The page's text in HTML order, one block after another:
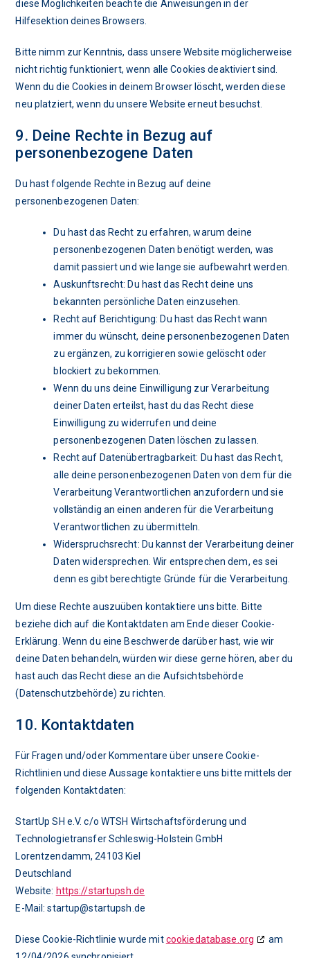
diese Möglichkeiten beachte die Anweisungen in der
Hilfesektion deines Browsers.
Bitte nimm zur Kenntnis, dass unsere Website möglicherweise
nicht richtig funktioniert, wenn alle Cookies deaktiviert sind.
Wenn du die Cookies in deinem Browser löscht, werden diese
neu platziert, wenn du unsere Website erneut besuchst.
9. Deine Rechte in Bezug auf
personenbezogene Daten
Du hast folgende Rechte in Bezug auf deine
personenbezogenen Daten:
Du hast das Recht zu erfahren, warum deine
personenbezogenen Daten benötigt werden, was
damit passiert und wie lange sie aufbewahrt werden.
Auskunftsrecht: Du hast das Recht deine uns
bekannten persönliche Daten einzusehen.
Recht auf Berichtigung: Du hast das Recht wann
immer du wünscht, deine personenbezogenen Daten
zu ergänzen, zu korrigieren sowie gelöscht oder
blockiert zu bekommen.
Wenn du uns deine Einwilligung zur Verarbeitung
deiner Daten erteilst, hast du das Recht diese
Einwilligung zu widerrufen und deine
personenbezogenen Daten löschen zu lassen.
Recht auf Datenübertragbarkeit: Du hast das Recht,
alle deine personenbezogenen Daten von dem für die
Verarbeitung Verantwortlichen anzufordern und sie
vollständig an einen anderen für die Verarbeitung
Verantwortlichen zu übermitteln.
Widerspruchsrecht: Du kannst der Verarbeitung deiner
Daten widersprechen. Wir entsprechen dem, es sei
denn es gibt berechtigte Gründe für die Verarbeitung.
Um diese Rechte auszuüben kontaktiere uns bitte. Bitte
beziehe dich auf die Kontaktdaten am Ende dieser Cookie-
Erklärung. Wenn du eine Beschwerde darüber hast, wie wir
deine Daten behandeln, würden wir diese gerne hören, aber du
hast auch das Recht diese an die Aufsichtsbehörde
(Datenschutzbehörde) zu richten.
10. Kontaktdaten
Für Fragen und/oder Kommentare über unsere Cookie-
Richtlinien und diese Aussage kontaktiere uns bitte mittels der
folgenden Kontaktdaten:
StartUp SH e.V. c/o WTSH Wirtschaftsförderung und
Technologietransfer Schleswig-Holstein GmbH
Lorentzendamm, 24103 Kiel
Deutschland
Website: https://startupsh.de
E-Mail:startup@startupsh.de
Diese Cookie-Richtlinie wurde mitcookiedatabase.org
am